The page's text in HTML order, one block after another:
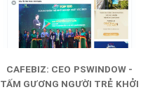
CAFEBIZ: CEO PSWINDOW -
TẤM GƯƠNG NGƯỜI TRẺ KHỞI